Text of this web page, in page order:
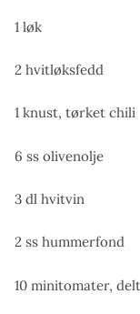
1 løk
2 hvitløksfedd
1 knust, tørket chili
6 ss olivenolje
3 dl hvitvin
2 ss hummerfond
10 minitomater,